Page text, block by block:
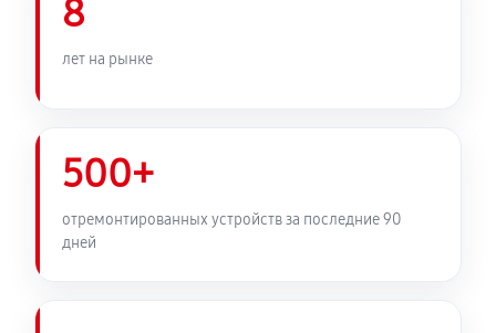
8
лет на рынке
500+
отремонтированных устройств за последние 90
дней